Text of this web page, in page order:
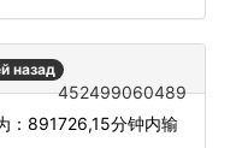
назад
452499060489
：891726,15分钟内输